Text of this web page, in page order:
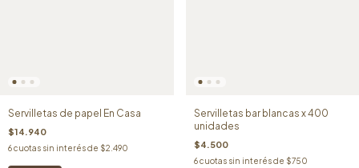
Servilletas de papel En Casa
$14.940
6cuotas sin interés de $2.490
Servilletas bar blancas x 400
unidades
$4.500
6 cuotas sin interés de $750